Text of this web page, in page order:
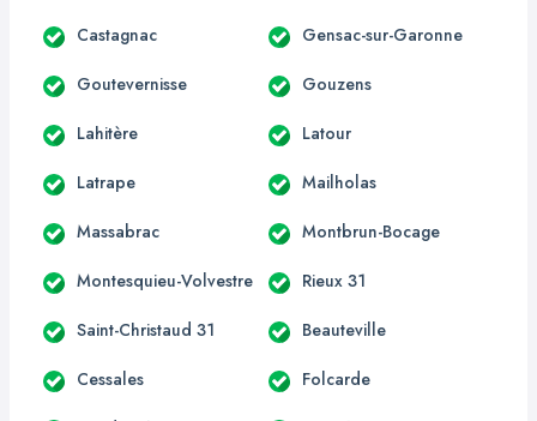
Castagnac Gensac-sur-Garonne
Goutevernisse Gouzens
Lahitère Latour
Latrape Mailholas
Massabrac Montbrun-Bocage
Montesquieu-Volvestre Rieux 31
Saint-Christaud 31 Beauteville
Cessales Folcarde